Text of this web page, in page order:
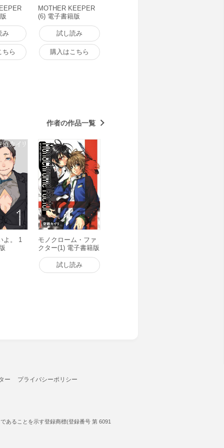
み
ちら
MOTHER KEEPER
(6) 電子書籍版
試し読み
購入はこちら
作者の作品一覧
よ。 1
モノクローム・ファ
クター(1) 電子書籍版
試し読み
ー プライバシーポリシー
あることを示す登録商標(登録番号 第 6091